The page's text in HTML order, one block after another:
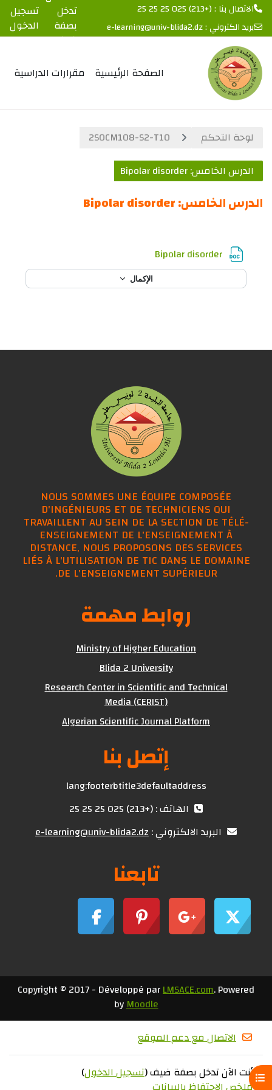
تخطى إلى المحتوى الرئيسي
الاتصال بنا : (+213) 025 25 25 25
بريد الكتروني :e-learning@univ-blida2.dz
تدخل
بصفة
ضيف
تسجيل
الدخول
الصفحة الرئيسية مقرارات الدراسية
فتح فهرس المقرر
لوحة التحكم
2SOCM108-S2-T10
الدرس الخامس: Bipolar disorder
الدرس الخامس: Bipolar disorder
الخطوط العريضة للقسم
Bipolar disorder
الإكمال
NOUS SOMMES UNE ÉQUIPE COMPOSÉE
D'INGÉNIEURS ET DE TECHNICIENS QUI
TRAVAILLENT AU SEIN DE LA SECTION DE TÉLÉ-
ENSEIGNEMENT DE L'ENSEIGNEMENT À
DISTANCE, NOUS PROPOSONS DES SERVICES
LIÉS À L'UTILISATION DE TIC DANS LE DOMAINE
DE L'ENSEIGNEMENT SUPÉRIEUR.
روابط مهمة
Ministry of Higher Education
Blida 2 University
Research Center in Scientific and Technical
Media (CERIST)
Algerian Scientific Journal Platform
إتصل بنا
lang:footerbtitle3defaultaddress
الهاتف : (+213) 025 25 25 25
البريد الالكتروني :e-learning@univ-blida2.dz
تابعنا
Copyright © 2017 - Développé parLMSACE.com. Powered
byMoodle
الاتصال مع دعم الموقع
أنت الآن تدخل بصفة ضيف (تسجيل الدخول)